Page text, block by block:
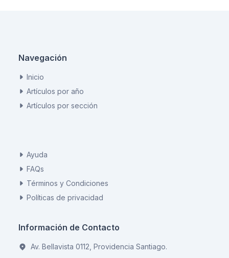
Navegación
Inicio
Artículos por año
Artículos por sección
Ayuda
FAQs
Términos y Condiciones
Políticas de privacidad
Información de Contacto
Av. Bellavista 0112, Providencia Santiago.